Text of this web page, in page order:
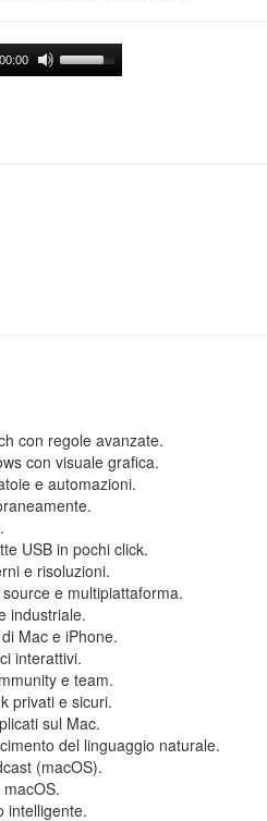
00:00
con regole avanzate.
con visuale grafica.
e automazioni.
USB in pochi click.
e risoluzioni.
e multipiattaforma.
industriale.
Mac e iPhone.
interattivi.
e team.
privati e sicuri.
sul Mac.
del linguaggio naturale.
(macOS).
intelligente.